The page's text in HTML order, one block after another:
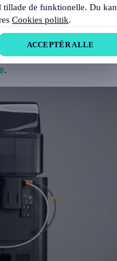
.
de funktionelle. Du kan
Cookies politik.
ACCEPTÉR ALLE